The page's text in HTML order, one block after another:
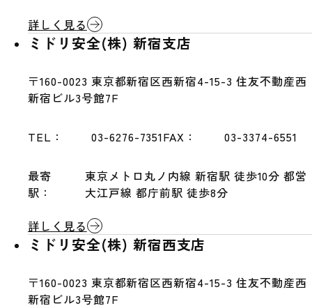
詳しく見る
ミドリ安全(株) 新宿支店
〒160-0023 東京都新宿区西新宿4-15-3 住友不動産西
新宿ビル3号館7F
TEL： 03-6276-7351FAX： 03-3374-6551
最寄
駅：
東京メトロ丸ノ内線 新宿駅 徒歩10分 都営
大江戸線 都庁前駅 徒歩8分
詳しく見る
ミドリ安全(株) 新宿西支店
〒160-0023 東京都新宿区西新宿4-15-3 住友不動産西
新宿ビル3号館7F